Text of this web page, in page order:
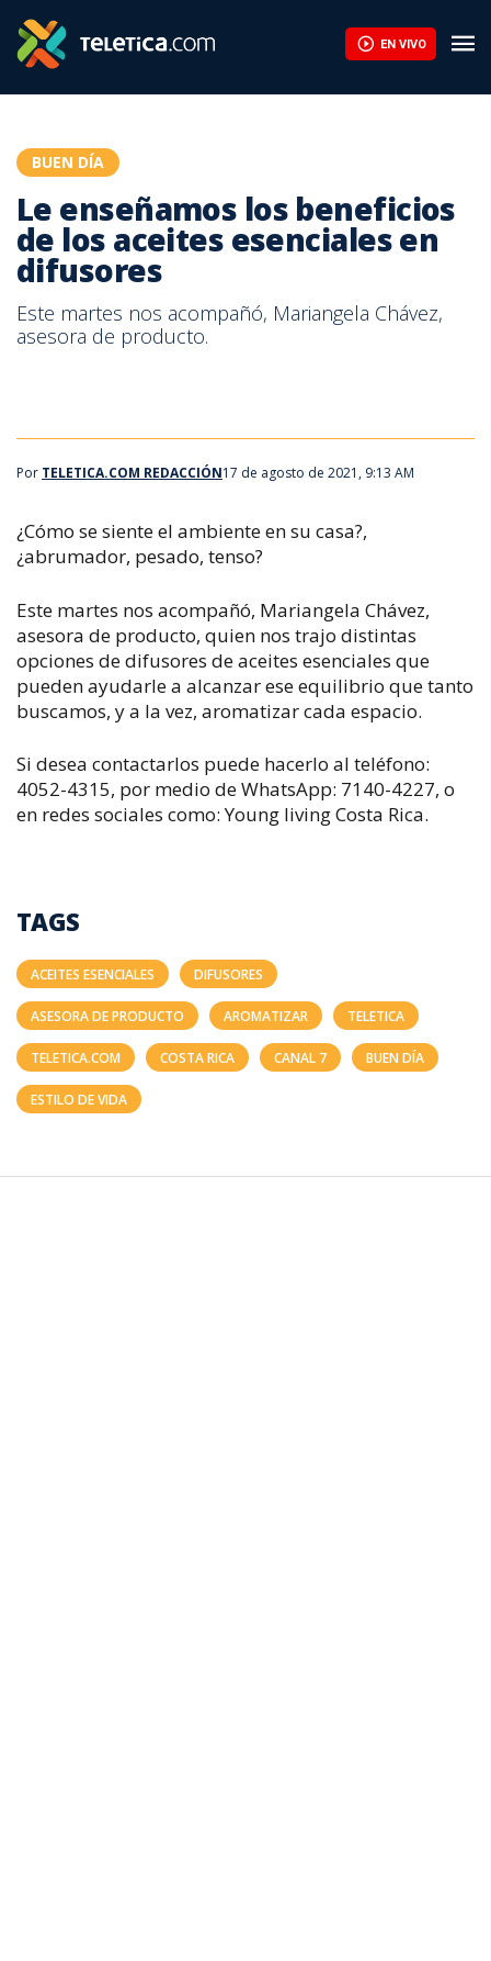
EN VIVO
BUEN DÍA
Le enseñamos los beneficios
de los aceites esenciales en
difusores
Este martes nos acompañó, Mariangela Chávez,
asesora de producto.
Por TELETICA.COM REDACCIÓN17 de agosto de 2021, 9:13 AM
¿Cómo se siente el ambiente en su casa?,
¿abrumador, pesado, tenso?
Este martes nos acompañó, Mariangela Chávez,
asesora de producto, quien nos trajo distintas
opciones de difusores de aceites esenciales que
pueden ayudarle a alcanzar ese equilibrio que tanto
buscamos, y a la vez, aromatizar cada espacio.
Si desea contactarlos puede hacerlo al teléfono:
4052-4315, por medio de WhatsApp: 7140-4227, o
en redes sociales como: Young living Costa Rica.
TAGS
ACEITES ESENCIALES DIFUSORES
ASESORA DE PRODUCTO AROMATIZAR TELETICA
TELETICA.COM COSTA RICA CANAL 7 BUEN DÍA
ESTILO DE VIDA